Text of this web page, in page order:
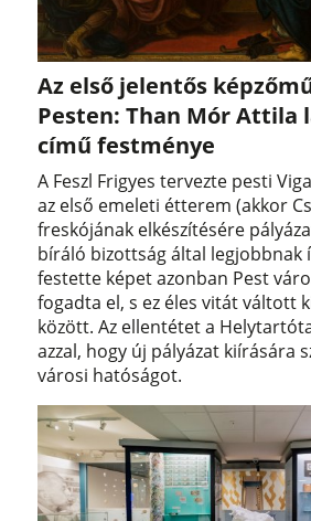
Az első jelentős
Pesten: Than Mór Attila
című festménye
A Feszl Frigyes tervezte pesti
az első emeleti étterem (akkor
freskójának elkészítésére
bíráló bizottság által legjobbnak
festette képet azonban Pest
fogadta el, s ez éles vitát váltott
között. Az ellentétet a
azzal, hogy új pályázat kiírására
városi hatóságot.